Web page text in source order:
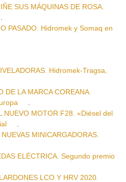
SUS MÁQUINAS DE ROSA.
PASADO. Hidromek y Somaq en
Hidromek-Tragsa,
DE LA MARCA COREANA.
NUEVO MOTOR F28. «Diésel del
MINICARGADORAS.
ELÉCTRICA. Segundo premio
LCO Y HRV 2020.